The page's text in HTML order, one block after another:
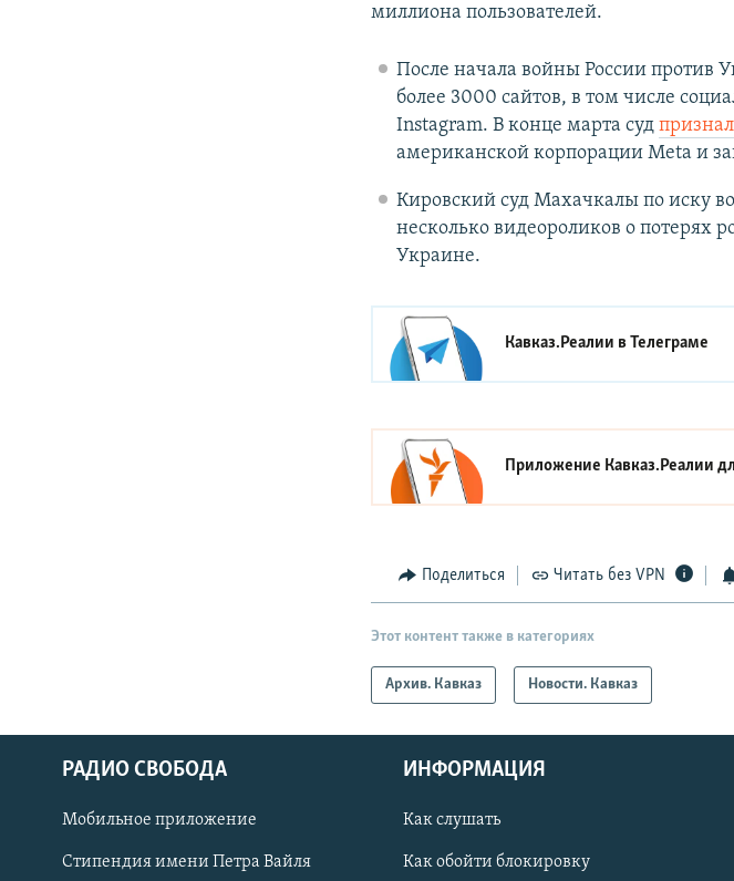
СОЦИАЛЬНЫЕ СЕТИ
миллиона пользователей.
После начала войны России против
более 3000 сайтов, в том числе
Instagram. В конце марта суд признал
американской корпорации Meta и
Кировский суд Махачкалы по иску
несколько видеороликов о потерях
Украине.
Кавказ.Реалии вТелеграме
Приложение Кавказ.Реалии
Поделиться Читать без VPN
Этот контент также в категориях
Архив. Кавказ Новости. Кавказ
РАДИО СВОБОДА
Мобильное приложение
Стипендия имени Петра Вайля
ИНФОРМАЦИЯ
Как слушать
Как обойти блокировку